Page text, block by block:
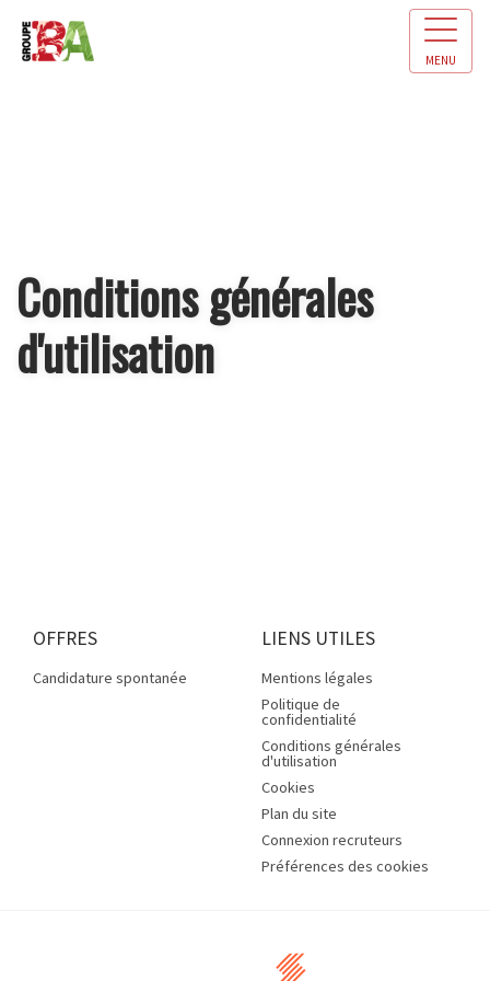
MENU
Conditions générales
d'utilisation
OFFRES
Candidature spontanée
LIENS UTILES
Mentions légales
Politique de
confidentialité
Conditions générales
d'utilisation
Cookies
Plan du site
Connexion recruteurs
Préférences des cookies